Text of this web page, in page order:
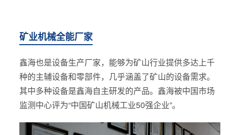
矿业机械全能厂家
鑫海也是设备生产厂家，能够为矿山行业提供多达上千
种的主辅设备和零部件，几乎涵盖了矿山的设备需求。
其中多种设备是鑫海自主研发的产品。鑫海被中国市场
监测中心评为“中国矿山机械工业50强企业”。